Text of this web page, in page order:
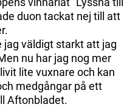
duon tackat nej till att
jag väldigt starkt att jag
nu har jag nog mer
lite vuxnare och kan
medgångar på ett
Aftonbladet.